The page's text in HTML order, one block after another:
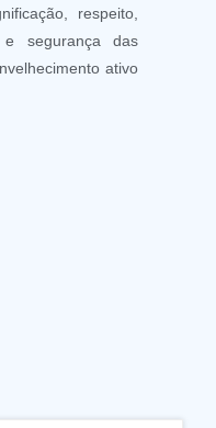
respeito,
e segurança das
ativo